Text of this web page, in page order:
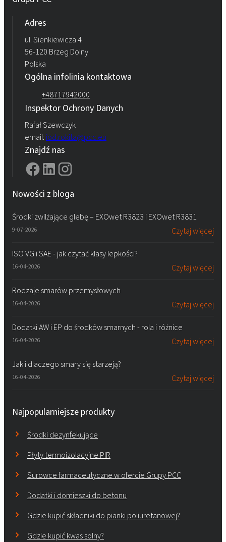
Adres
ul. Sienkiewicza 4
56-120 Brzeg Dolny
Polska
Ogólna infolinia kontaktowa
+48717942000
Inspektor Ochrony Danych
Rafał Szewczyk
email: iod.rokita@pcc.eu
Znajdź nas
Nowości z bloga
Środki zwilżające glebę – EXOwet R3823 i EXOwet R3831
9-07-2026 Czytaj więcej
ISO VG i SAE - jak czytać klasy lepkości?
16-04-2026 Czytaj więcej
Rodzaje smarów przemysłowych
16-04-2026 Czytaj więcej
Dodatki AW i EP do środków smarnych - rola i różnice
16-04-2026 Czytaj więcej
Jak i dlaczego smary się starzeją?
16-04-2026 Czytaj więcej
Najpopularniejsze produkty
Środki dezynfekujące
Płyty termoizolacyjne PIR
Surowce farmaceutyczne w ofercie Grupy PCC
Dodatki i domieszki do betonu
Gdzie kupić składniki do pianki poliuretanowej?
Gdzie kupić kwas solny?